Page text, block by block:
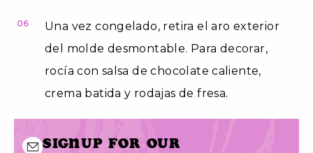
06
Una vez congelado, retira el aro exterior
del molde desmontable. Para decorar,
rocía con salsa de chocolate caliente,
crema batida y rodajas de fresa.
Signup for our